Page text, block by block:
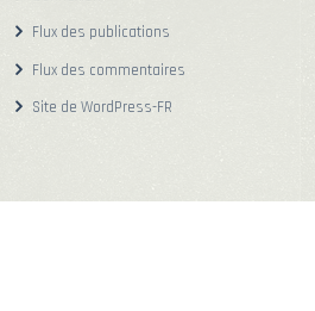
Flux des publications
Flux des commentaires
Site de WordPress-FR